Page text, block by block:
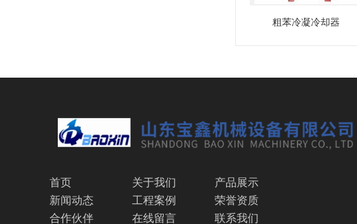
粗苯冷凝冷却器
首页 关于我们
产品展示
新闻动态
工程案例
荣誉资质
合作伙伴
在线留言 联系我们